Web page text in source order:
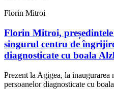
Florin Mitroi
Florin Mitroi,
singurul centru de
diagnosticate cu boala
Prezent la Agigea, la
persoanelor diagnosticate cu